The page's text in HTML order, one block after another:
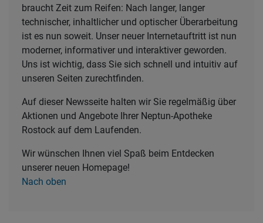
braucht Zeit zum Reifen: Nach langer, langer
technischer, inhaltlicher und optischer Überarbeitung
ist es nun soweit. Unser neuer Internetauftritt ist nun
moderner, informativer und interaktiver geworden.
Uns ist wichtig, dass Sie sich schnell und intuitiv auf
unseren Seiten zurechtfinden.
Auf dieser Newsseite halten wir Sie regelmäßig über
Aktionen und Angebote Ihrer Neptun-Apotheke
Rostock auf dem Laufenden.
Wir wünschen Ihnen viel Spaß beim Entdecken
unserer neuen Homepage!
Nach oben